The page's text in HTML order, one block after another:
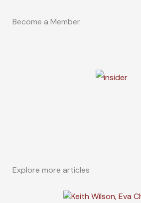
Become a Member
Explore more articles